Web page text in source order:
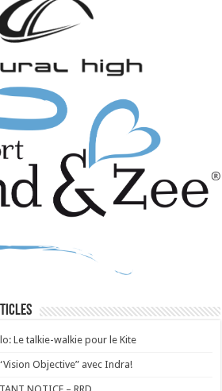
Le talkie-walkie pour le Kite
Objective” avec Indra!